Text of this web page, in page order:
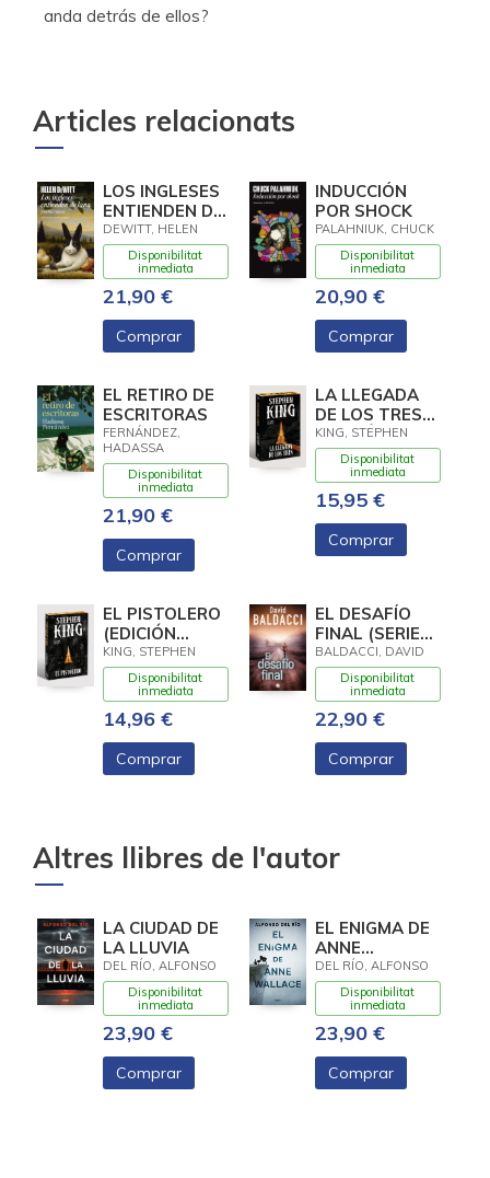
anda detrás de ellos?
Articles relacionats
LOS INGLESES
ENTIENDEN DE
LANA (Y
OTROS
TRUCOS)
DEWITT, HELEN
Disponibilitat
inmediata
21,90 €
Comprar
INDUCCIÓN
POR SHOCK
PALAHNIUK, CHUCK
Disponibilitat
inmediata
20,90 €
Comprar
EL RETIRO DE
ESCRITORAS
FERNÁNDEZ,
HADASSA
Disponibilitat
inmediata
21,90 €
Comprar
LA LLEGADA
DE LOS TRES
(EDICIÓN
CANTOS
TINTADOS) (LA
TORRE
OSCURA 2)
KING, STEPHEN
Disponibilitat
inmediata
15,95 €
Comprar
EL PISTOLERO
(EDICIÓN
CANTOS
TINTADOS) (LA
TORRE
OSCURA 1)
KING, STEPHEN
Disponibilitat
inmediata
14,96 €
Comprar
EL DESAFÍO
FINAL (SERIE
ATLEE PINE 4)
BALDACCI, DAVID
Disponibilitat
inmediata
22,90 €
Comprar
Altres llibres de l'autor
LA CIUDAD DE
LA LLUVIA
DEL RÍO, ALFONSO
Disponibilitat
inmediata
23,90 €
Comprar
EL ENIGMA DE
ANNE
WALLACE
DEL RÍO, ALFONSO
Disponibilitat
inmediata
23,90 €
Comprar